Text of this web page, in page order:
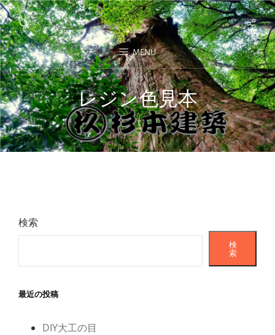
杉本建築
Just Another WordPress Site
MENU
レジン色見本
検索
検
索
最近の投稿
DIY大工の目